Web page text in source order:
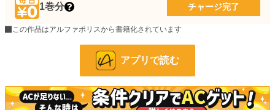
なんとアレンの付与術は世界で唯一の《永久持続バフ》だったのだ！
《永久持続バフ》によってステータス強化付与がスタックすることに気づいた
アレンは、それを利用して無限の魔力を手に入れる。
ステータス無限付与とレベルシステムによる最強チートの組み合わせで、アレ
ンは無制限に強くなり、規格外の存在に成り上がる！
一方でアレンを追放したナメップは、大事な勇者就任式典でへまをして、王様
に大恥をかかせてしまう大失態！
1巻分 チャージ完了
この作品はアルファポリスから書籍化されています
アプリで読む